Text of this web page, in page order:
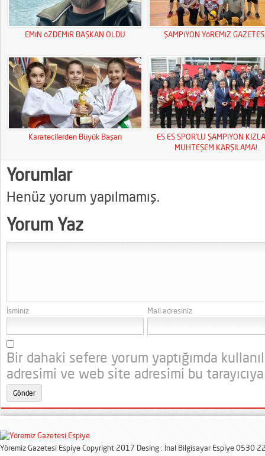
EMiN öZDEMiR BAŞKAN OLDU ŞAMPiYON YöREMiZ
Karatecilerden Büyük Başarı
ES ES SPOR’LU ŞAMPiYON
MUHTEŞEM KARŞILAMA!
Yorumlar
Henüz yorum yapılmamış.
Yorum Yaz
İsminiz Mail adresiniz
Bir dahaki sefere yorum yaptığımda
adresimi ve web site adresimi bu
Yöremiz Gazetesi Espiye Copyright 2017 Desing : İnal Bilgisayar Espiye 0530